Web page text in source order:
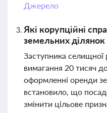
Джерело
Які корупційні
земельних ділянок
Заступника селищної
вимагання 20 тисяч
оформленні оренди
встановило, що
змінити цільове